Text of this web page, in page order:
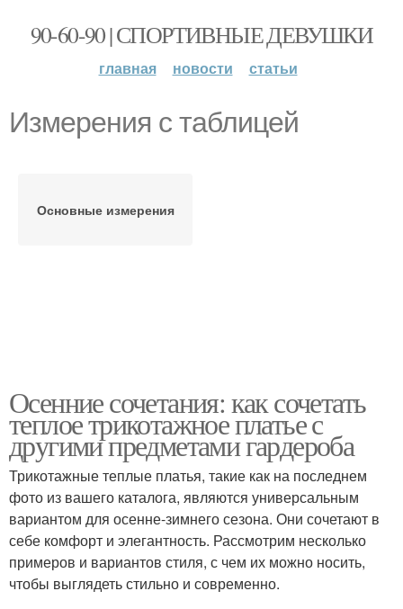
90-60-90 | СПОРТИВНЫЕ ДЕВУШКИ
главная новости статьи
Измерения с таблицей
Основные измерения
Осенние сочетания: как сочетать
теплое трикотажное платье с
другими предметами гардероба
Трикотажные теплые платья, такие как на последнем
фото из вашего каталога, являются универсальным
вариантом для осенне-зимнего сезона. Они сочетают в
себе комфорт и элегантность. Рассмотрим несколько
примеров и вариантов стиля, с чем их можно носить,
чтобы выглядеть стильно и современно.